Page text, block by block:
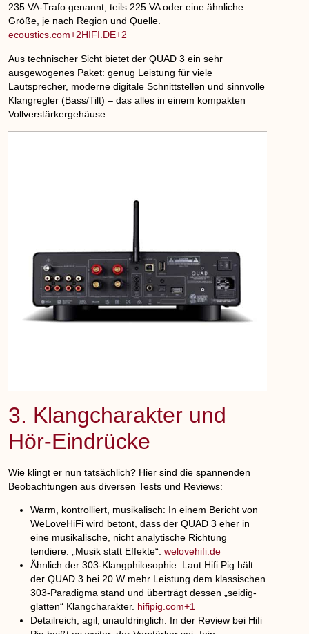
235 VA-Trafo genannt, teils 225 VA oder eine ähnliche
Größe, je nach Region und Quelle.
ecoustics.com+2HIFI.DE+2
Aus technischer Sicht bietet der QUAD 3 ein sehr
ausgewogenes Paket: genug Leistung für viele
Lautsprecher, moderne digitale Schnittstellen und sinnvolle
Klangregler (Bass/Tilt) – das alles in einem kompakten
Vollverstärkergehäuse.
3. Klangcharakter und
Hör-Eindrücke
Wie klingt er nun tatsächlich? Hier sind die spannenden
Beobachtungen aus diversen Tests und Reviews:
Warm, kontrolliert, musikalisch: In einem Bericht von
WeLoveHiFi wird betont, dass der QUAD 3 eher in
eine musikalische, nicht analytische Richtung
tendiere: „Musik statt Effekte“.welovehifi.de
Ähnlich der 303-Klangphilosophie: Laut Hifi Pig hält
der QUAD 3 bei 20 W mehr Leistung dem klassischen
303-Paradigma stand und überträgt dessen „seidig-
glatten“ Klangcharakter. hifipig.com+1
Detailreich, agil, unaufdringlich: In der Review bei Hifi